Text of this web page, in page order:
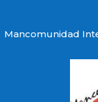
Mancomunidad